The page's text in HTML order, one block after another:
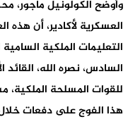
وأوضح الكولونيل ماجور،
العسكرية لأكادير، أن هذه
التعليمات الملكية
السادس، نصره الله،
للقوات المسلحة الملكية،
هذا الفوج على دفعات خلال